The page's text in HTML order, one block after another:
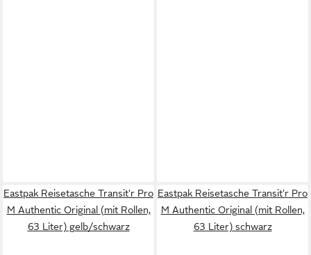
Eastpak Reisetasche Transit'r Pro
M Authentic Original (mit Rollen,
63 Liter) gelb/schwarz
Eastpak Reisetasche Transit'r Pro
M Authentic Original (mit Rollen,
63 Liter) schwarz